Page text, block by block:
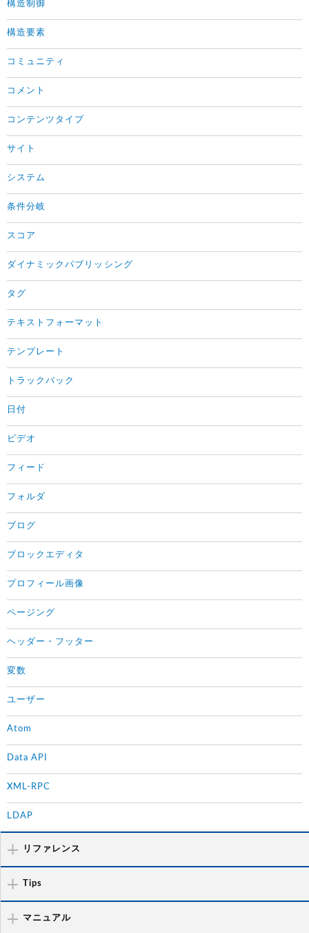
構造制御
構造要素
コミュニティ
コメント
コンテンツタイプ
サイト
システム
条件分岐
スコア
ダイナミックパブリッシング
タグ
テキストフォーマット
テンプレート
トラックバック
日付
ビデオ
フィード
フォルダ
ブログ
ブロックエディタ
プロフィール画像
ページング
ヘッダー・フッター
変数
ユーザー
Atom
Data API
XML-RPC
LDAP
リファレンス
Tips
マニュアル